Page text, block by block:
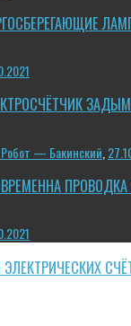
— Бакинский